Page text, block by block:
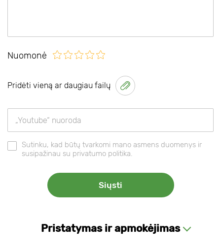
Nuomonė
Pridėti vieną ar daugiau failų
Sutinku, kad būtų tvarkomi mano asmens duomenys ir
susipažinau su privatumo politika.
Pristatymas ir apmokėjimas